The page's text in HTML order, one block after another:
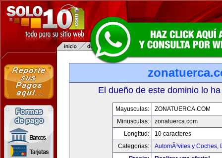
El dueño de este dominio lo
Mayusculas:
ZONATUERCA.COM
Minusculas:
zonatuerca.com
Longitud:
10 caracteres
Categorias:
AutomÃ³viles y Coches,